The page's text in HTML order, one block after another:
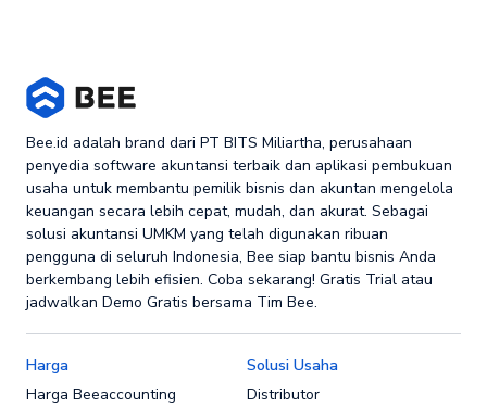
Bee.id adalah brand dari PT BITS Miliartha, perusahaan
penyedia software akuntansi terbaik dan aplikasi pembukuan
usaha untuk membantu pemilik bisnis dan akuntan mengelola
keuangan secara lebih cepat, mudah, dan akurat. Sebagai
solusi akuntansi UMKM yang telah digunakan ribuan
pengguna di seluruh Indonesia, Bee siap bantu bisnis Anda
berkembang lebih efisien. Coba sekarang! Gratis Trial atau
jadwalkan Demo Gratis bersama Tim Bee.
Harga
Harga Beeaccounting
Solusi Usaha
Distributor